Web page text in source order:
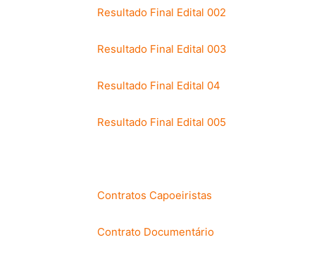
Resultado Final Edital 002
Resultado Final Edital 003
Resultado Final Edital 04
Resultado Final Edital 005
Contratos Capoeiristas
Contrato Documentário